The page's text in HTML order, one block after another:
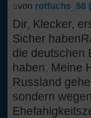
von rotfuchs_58
Dir, Klecker,
Sicher
die deutschen
haben. Meine
Russland
sondern